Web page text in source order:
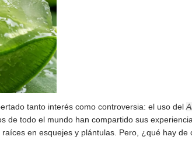
tanto interés como controversia: el uso del
de todo el mundo han compartido sus
en esquejes y plántulas. Pero, ¿qué hay de